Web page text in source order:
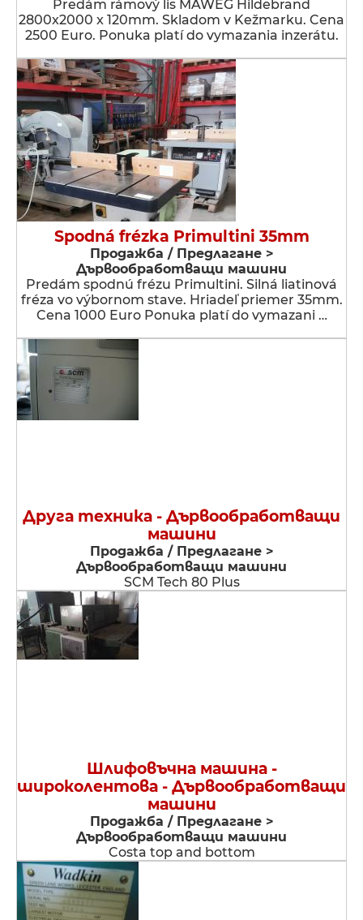
Predám rámový lis MAWEG Hildebrand
2800x2000 x 120mm. Skladom v Kežmarku. Cena
2500 Euro. Ponuka platí do vymazania inzerátu.
Spodná frézka Primultini 35mm
Продажба / Предлагане >
Дървообработващи машини
Predám spodnú frézu Primultini. Silná liatinová
fréza vo výbornom stave. Hriadeľ priemer 35mm.
Cena 1000 Euro Ponuka platí do vymazani …
Друга техника - Дървообработващи
машини
Продажба / Предлагане >
Дървообработващи машини
SCM Tech 80 Plus
Шлифовъчна машина -
широколентова - Дървообработващи
машини
Продажба / Предлагане >
Дървообработващи машини
Costa top and bottom